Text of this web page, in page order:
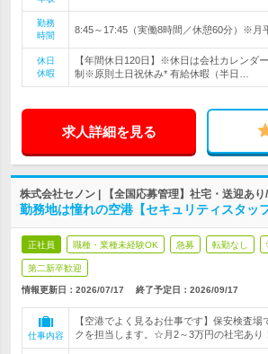
勤務
時間
8:45～17:45（実働8時間／休憩60分）※月
休日
休暇
【年間休日120日】※休日は会社カレンダ
制※原則土日祝休み* 有給休暇（半日…
求人詳細を見る
株式会社セノン | 【全国応募管理】社宅・送迎あ
勤務地は憧れの空港【セキュリティスタッフ
正社員 職種・業種未経験OK 急募 転勤なし
第二新卒歓迎
情報更新日：2026/07/17 終了予定日： 2026/09/17
仕事内容
【空港でよく見るお仕事です】保安検査場
クを担当します。☆月2～3万円の社宅あり！